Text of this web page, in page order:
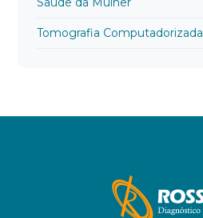
Tomografia Computadorizada